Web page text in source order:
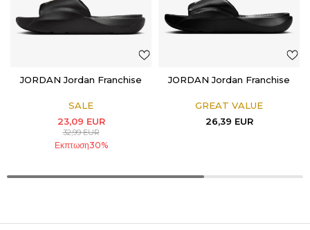
JORDAN Jordan Franchise
SALE
23,09 EUR
32,99EUR
Εκπτωση30%
JORDAN Jordan Franchise
GREAT VALUE
26,39 EUR